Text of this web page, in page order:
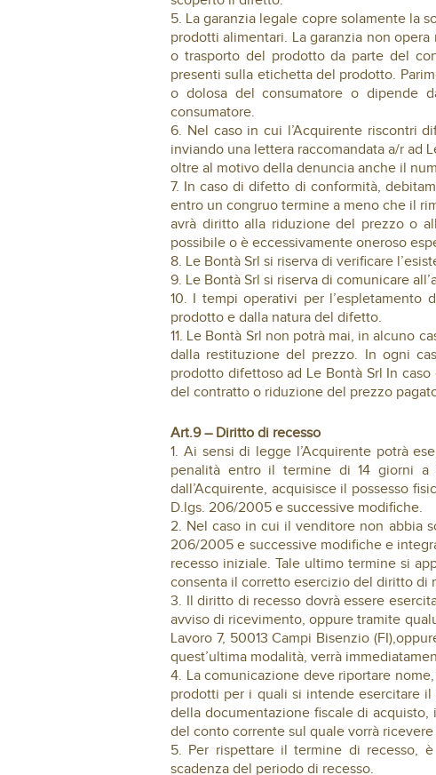
5. La garanzia legale copre solamente la
prodotti alimentari. La garanzia non
o trasporto del prodotto da parte del
presenti sulla etichetta del prodotto.
o dolosa del consumatore o dipende
consumatore.
6. Nel caso in cui l’Acquirente riscontri
inviando una lettera raccomandata a/r ad
oltre al motivo della denuncia anche il
7. In caso di difetto di conformità,
entro un congruo termine a meno che il
avrà diritto alla riduzione del prezzo o
possibile o è eccessivamente oneroso
8. Le Bontà Srl si riserva di verificare
9. Le Bontà Srl si riserva di comunicare
10. I tempi operativi per l’espletamento
prodotto e dalla natura del difetto.
11. Le Bontà Srl non potrà mai, in alcuno
dalla restituzione del prezzo. In ogni
prodotto difettoso ad Le Bontà Srl In
del contratto o riduzione del prezzo
Art.9 – Diritto di recesso
1. Ai sensi di legge l’Acquirente potrà
penalità entro il termine di 14 giorni
dall’Acquirente, acquisisce il possesso
D.lgs. 206/2005 e successive modifiche.
2. Nel caso in cui il venditore non abbia
206/2005 e successive modifiche e
recesso iniziale. Tale ultimo termine si
consenta il corretto esercizio del diritto di
3. Il diritto di recesso dovrà essere
avviso di ricevimento, oppure tramite
Lavoro 7, 50013 Campi Bisenzio
quest’ultima modalità, verrà
4. La comunicazione deve riportare
prodotti per i quali si intende esercitare
della documentazione fiscale di
del conto corrente sul quale vorrà
5. Per rispettare il termine di recesso,
scadenza del periodo di recesso.